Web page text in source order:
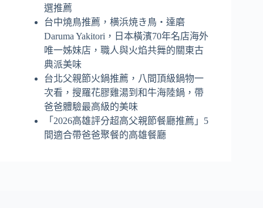
選推薦
台中燒鳥推薦，横浜焼き鳥‧達磨
Daruma Yakitori，日本橫濱70年名店海外
唯一姊妹店，職人與火焰共舞的關東古
典派美味
台北父親節火鍋推薦，八間頂級鍋物一
次看，搜羅花膠雞湯到和牛海陸鍋，帶
爸爸體驗最高級的美味
「2026高雄評分超高父親節餐廳推薦」5
間適合帶爸爸聚餐的高雄餐廳